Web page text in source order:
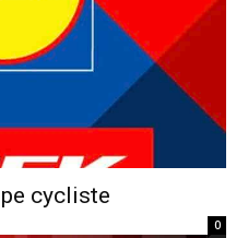
cycliste
0